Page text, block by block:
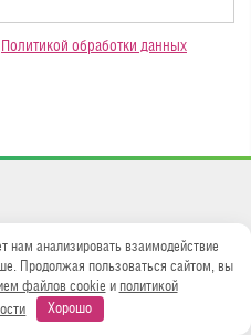
Политикой обработки данных
нам анализировать взаимодействие
Продолжая пользоваться сайтом, вы
файлов cookie и политикой
Хорошо